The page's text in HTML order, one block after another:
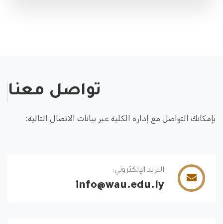
تواصل معنا
بإمكانك التواصل مع إدارة الكلية عبر بيانات الاتصال التالية:
البريد الإلكتروني:
info@wau.edu.ly